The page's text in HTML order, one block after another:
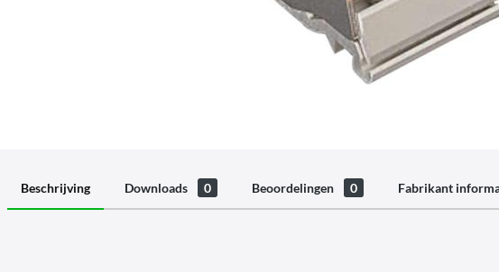
Beschrijving Downloads 0 Beoordelingen 0 Fabrikant